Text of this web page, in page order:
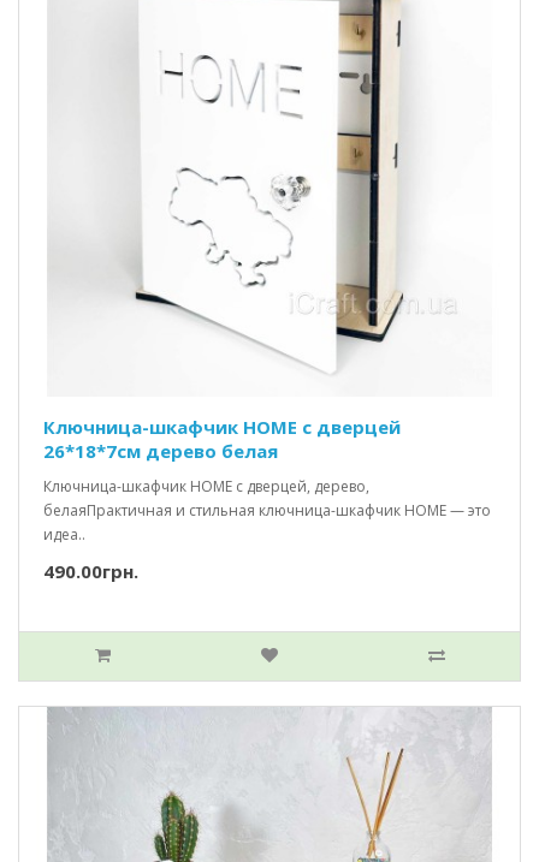
Ключница-шкафчик HOME c дверцей
26*18*7см дерево белая
Ключница-шкафчик HOME с дверцей, дерево,
белаяПрактичная и стильная ключница-шкафчик HOME — это
идеа..
490.00грн.